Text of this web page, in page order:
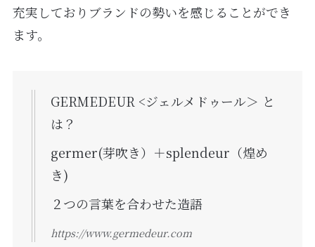
充実しておりブランドの勢いを感じることができ
ます。
GERMEDEUR <ジェルメドゥール＞ と
は？
​germer(芽吹き）＋splendeur（煌め
き)
２つの言葉を合わせた造語
https://www.germedeur.com